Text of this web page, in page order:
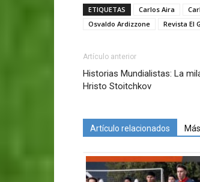
ETIQUETAS Carlos Aira
Osvaldo Ardizzone
Revista El
Artículo anterior
Historias Mundialistas: La
Hristo Stoitchkov
Artículo relacionados